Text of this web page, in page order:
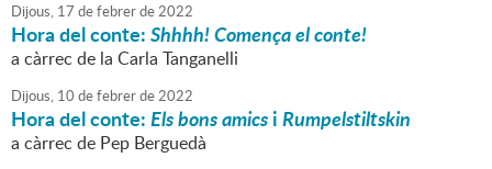
Dijous, 17 defebrerde2022
Hora del conte:Shhhh! Comença el conte!
a càrrec de la Carla Tanganelli
Dijous, 10 defebrerde2022
Hora del conte:Els bons amicsiRumpelstiltskin
a càrrec de Pep Berguedà